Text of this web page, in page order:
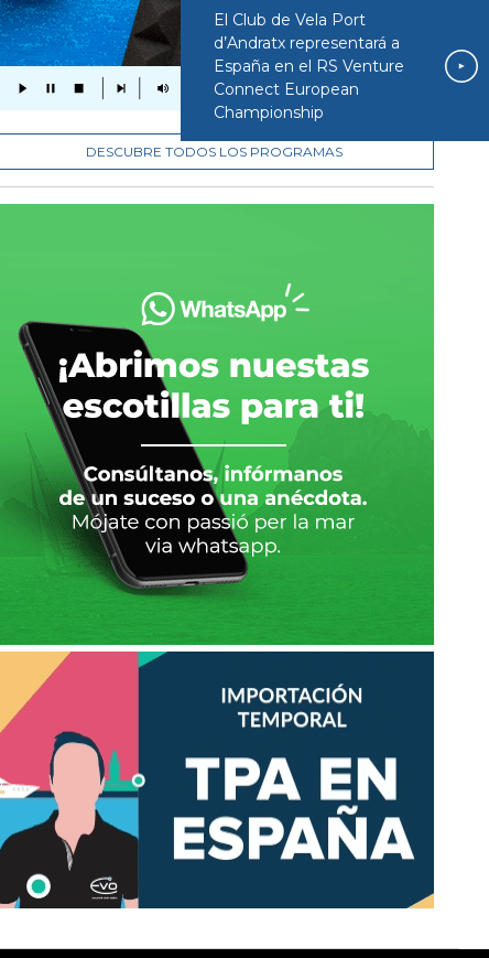
El Club de Vela Port
d’Andratx representará a
España en el RS Venture
Connect European
Championship
DESCUBRE TODOS LOS PROGRAMAS